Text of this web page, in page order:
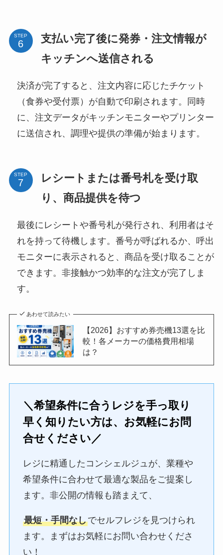
STEP
支払い完了後に発券・注文情報が
キッチンへ送信される
決済が完了すると、注文内容に応じたチケット
（食券や受付票）が自動で印刷されます。同時
に、注文データがキッチンモニターやプリンター
に送信され、調理や提供の準備が始まります。
STEP
レシートまたは番号札を受け取
り、商品提供を待つ
最後にレシートや番号札が発行され、利用者はそ
れを持って待機します。番号が呼ばれるか、呼出
モニターに表示されると、商品を受け取ることが
できます。非接触かつ効率的な注文が完了しま
す。
あわせて読みたい
【2026】おすすめ券売機13選を比
較！各メーカーの価格費用相場
は？
＼希望条件に合うレジを手っ取り
早く知りたい方は、お気軽にお問
合せください／
レジに精通したコンシェルジュが、業種や
希望条件に合わせて最適な製品をご提案し
ます。非公開の情報も踏まえて、
最短・手間なしでセルフレジを見つけられ
ます。まずはお気軽にお問い合わせくださ
い！